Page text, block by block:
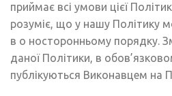
приймає всі умови цієї
розуміє, що у нашу Політику
в о носторонньому порядку.
даної Політики, в
публікуються Виконавцем на